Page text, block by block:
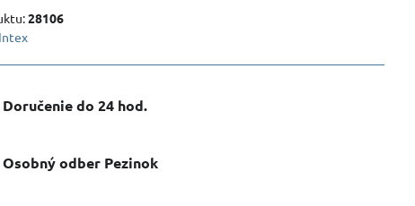
28106
Intex
Doručenie do 24 hod​.
Osobný odber Pezinok